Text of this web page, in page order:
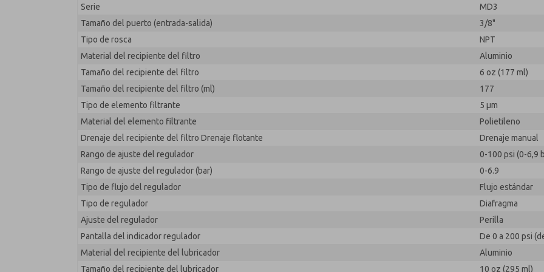
Serie
MD3
Tamaño del puerto (entrada-salida)
3/8"
Tipo de rosca
NPT
Material del recipiente del filtro
Aluminio
Tamaño del recipiente del filtro
6 oz (177 ml)
Tamaño del recipiente del filtro (ml)
177
Tipo de elemento filtrante
5 µm
Material del elemento filtrante
Polietileno
Drenaje del recipiente del filtro Drenaje flotante
Drenaje manual
Rango de ajuste del regulador
0-100 psi (0-6,9
Rango de ajuste del regulador (bar)
0-6.9
Tipo de flujo del regulador
Flujo estándar
Tipo de regulador
Diafragma
Ajuste del regulador
Perilla
Pantalla del indicador regulador
De 0 a 200 psi
Material del recipiente del lubricador
Aluminio
Tamaño del recipiente del lubricador
10 oz (295 ml)
MD353ECB6C32N